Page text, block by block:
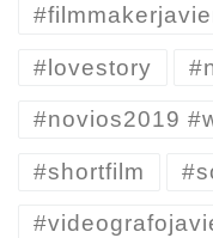
#lovestory
#novios2019
#shortfilm